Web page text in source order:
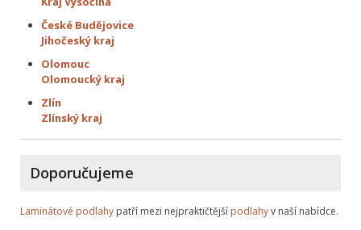
České Budějovice
Jihočeský kraj
Olomouc
Olomoucký kraj
Zlín
Zlínský kraj
Doporučujeme
Laminátové podlahy patří mezi nejpraktičtější podlahyv naší nabídce.